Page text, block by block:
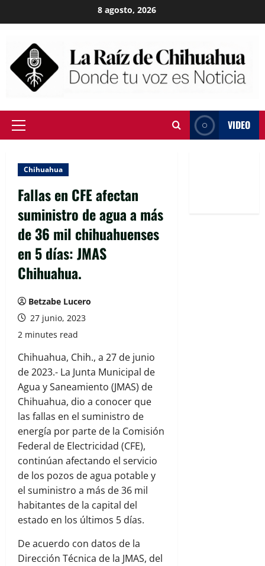
to
8 agosto, 2026
Primary
VIDEO
Chihuahua
Fallas en CFE afectan
suministro de agua a más
de 36 mil chihuahuenses
en 5 días: JMAS
Chihuahua.
Betzabe Lucero
27 junio, 2023
2 minutes read
Chihuahua, Chih., a 27 de junio
de 2023.- La Junta Municipal de
Agua y Saneamiento (JMAS) de
Chihuahua, dio a conocer que
las fallas en el suministro de
energía por parte de la Comisión
Federal de Electricidad (CFE),
continúan afectando el servicio
de los pozos de agua potable y
el suministro a más de 36 mil
habitantes de la capital del
estado en los últimos 5 días.
De acuerdo con datos de la
Dirección Técnica de la JMAS, del